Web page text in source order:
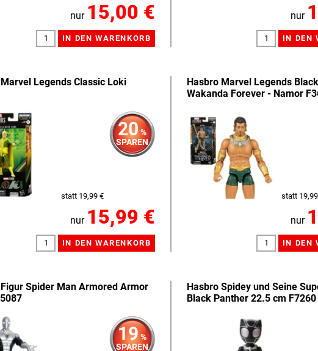
nur 15,00 € nur
Legends Classic Loki
20 %
SPAREN
statt 19,99 €
nur 15,99 €
Hasbro Marvel Legends
Wakanda Forever - Namor
statt
nur
Spider Man Armored Armor
19 %
SPAREN
Hasbro Spidey und Seine
Black Panther 22.5 cm F7260